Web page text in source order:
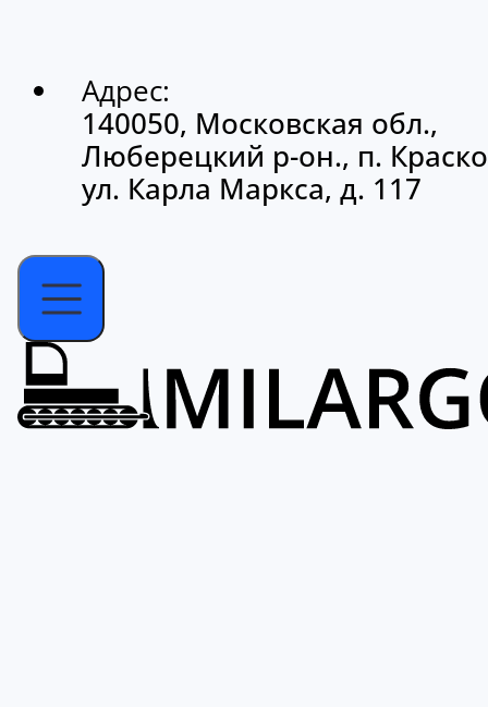
Адрес:
140050, Московская обл.,
Люберецкий р-он., п.
ул. Карла Маркса, д. 117